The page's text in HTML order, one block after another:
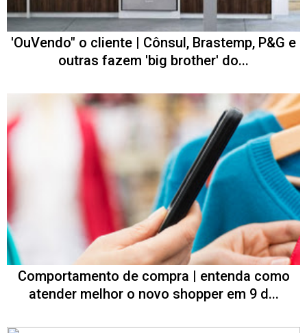
'OuVendo" o cliente | Cônsul, Brastemp, P&G e
outras fazem 'big brother' do...
Comportamento de compra | entenda como
atender melhor o novo shopper em 9 d...